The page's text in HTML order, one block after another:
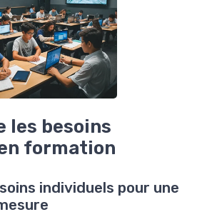
les besoins
formation
individuels pour une